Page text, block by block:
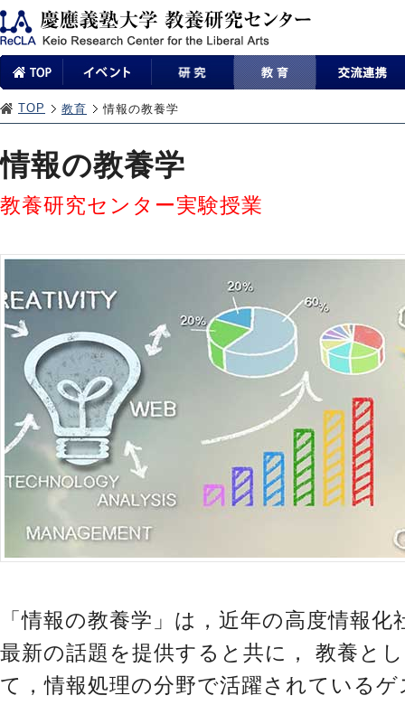
TOP 教育 情報の教養学
情報の教養学
教養研究センター実験授業
「情報の教養学」は，近年の高度情報
最新の話題を提供すると共に， 教養と
て，情報処理の分野で活躍されている